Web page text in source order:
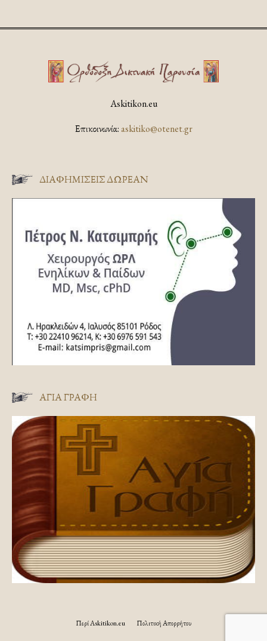
Askitikon.eu
Επικοινωνία:askitiko@otenet.gr
ΔΙΑΦΗΜΊΣΕΙΣ ΔΩΡΕΆΝ
ΑΓΊΑ ΓΡΑΦΉ
Περί Askitikon.eu Πολιτική Απορρήτου